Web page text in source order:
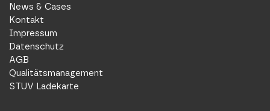
News & Cases
Kontakt
Impressum
Datenschutz
AGB
Qualitätsmanagement
STUV Ladekarte